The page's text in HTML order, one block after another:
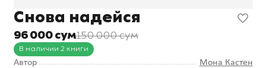
Снова надейся
96 000 сум150 000 сум
В наличии 2 книги
Автор
Мона Кастен